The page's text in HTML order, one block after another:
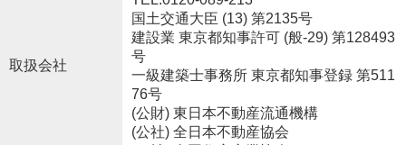
取扱会社
国土交通大臣 (13) 第2135号
建設業 東京都知事許可 (般-29) 第128493
号
一級建築士事務所 東京都知事登録 第511
76号
(公財) 東日本不動産流通機構
(公社) 全日本不動産協会